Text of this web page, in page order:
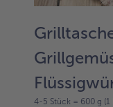
4-5 Stück = 600 g (1